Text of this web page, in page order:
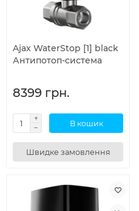
Ajax WaterStop [1] black
Антипотоп-система
8399 грн.
В кошик
Швидке замовлення